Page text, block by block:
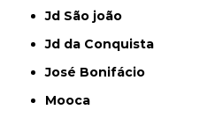
Jd São joão
Jd da Conquista
José Bonifácio
Mooca